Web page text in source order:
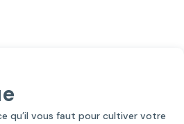
qu’il vous faut pour cultiver votre